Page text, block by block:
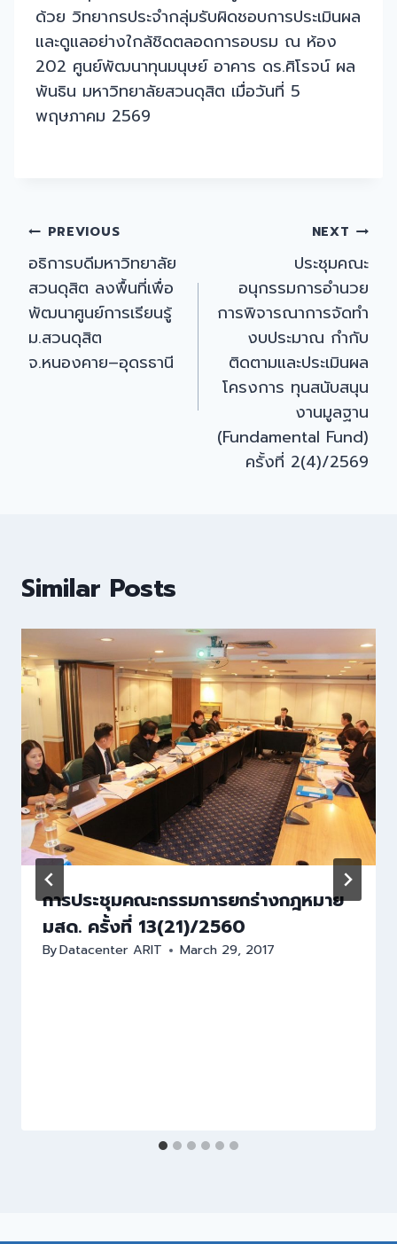
ด้วย วิทยากรประจำกลุ่มรับผิดชอบการประเมินผล
และดูแลอย่างใกล้ชิดตลอดการอบรม ณ ห้อง
202 ศูนย์พัฒนาทุนมนุษย์ อาคาร ดร.ศิโรจน์ ผล
พันธิน มหาวิทยาลัยสวนดุสิต เมื่อวันที่ 5
พฤษภาคม 2569
Post
navigation
PREVIOUS
อธิการบดีมหาวิทยาลัย
สวนดุสิต ลงพื้นที่เพื่อ
พัฒนาศูนย์การเรียนรู้
ม.สวนดุสิต
จ.หนองคาย–อุดรธานี
NEXT
ประชุมคณะ
อนุกรรมการอำนวย
การพิจารณาการจัดทำ
งบประมาณ กำกับ
ติดตามและประเมินผล
โครงการ ทุนสนับสนุน
งานมูลฐาน
(Fundamental Fund)
ครั้งที่ 2(4)/2569
Similar Posts
การประชุมคณะกรรมการยกร่างกฎหมาย
มสด. ครั้งที่ 13(21)/2560
ByDatacenter ARIT March 29, 2017